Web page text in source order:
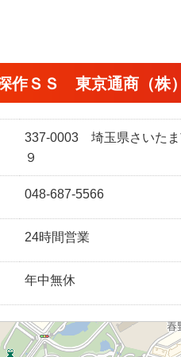
作ＳＳ 東京通商（株
337-0003 埼玉県さいたま
９
048-687-5566
24時間営業
年中無休